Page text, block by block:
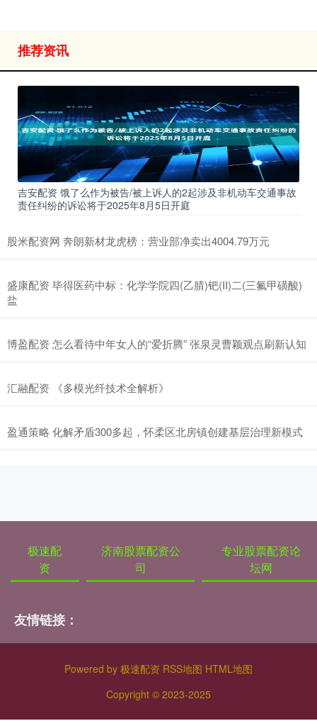
推荐资讯
吉安配资 饿了么作为被告/被上诉人的2起涉及非机动车交通事故
责任纠纷的诉讼将于2025年8月5日开庭
股米配资网 奔朗新材龙虎榜：营业部净卖出4004.79万元
盛康配资 毕得医药中标：化学学院四(乙腈)钯(II)二(三氟甲磺酸)
盐
博盈配资 怎么看待中年女人的“爱折腾” 张泉灵曹颖观点刷新认知
汇融配资 《多模光纤技术全解析》
盈通策略 化解矛盾300多起，怀柔区北房镇创建基层治理新模式
极速配
资
济南股票配资公
司
专业股票配资论
坛网
友情链接：
Powered by 极速配资 RSS地图 HTML地图
Copyright © 2023-2025